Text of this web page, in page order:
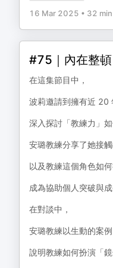
16 Mar 2025 • 32 min
#75｜內在整
在這集節目中，
波莉邀請到擁有近 20
深入探討「教練力」
安璐教練分享了她接觸
以及教練這個角色如
成為協助個人突破與成
在對談中，
安璐教練以生動的案例
說明教練如何扮演「